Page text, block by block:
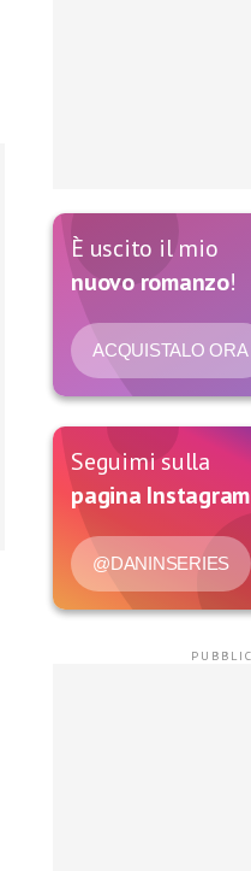
È uscito il mio
nuovo romanzo!
ACQUISTALO ORA
Seguimi sulla
pagina Instagram
@DANINSERIES